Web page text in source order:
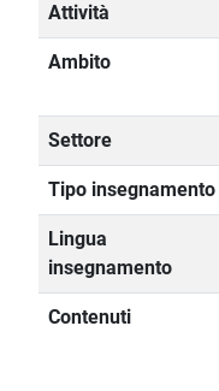
Attività
Ambito
Settore
Tipo insegnamento
Lingua
insegnamento
Contenuti